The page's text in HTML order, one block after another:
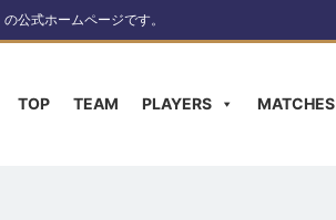
公式ホームページです。
TOP TEAM PLAYERS MATCHES